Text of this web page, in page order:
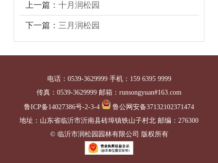
上一篇：十月润松园
下一篇：三月润松园
电话：0539-3629999 手机：159 6395 9999
传真：0539-3629999 邮箱：runsongyuan#163.com
鲁ICP备14027386号-2-3-4
鲁公网安备37132102371474
地址：山东省临沂市沂南县砖埠镇铁山子村北 邮编：276300
© 临沂市润松园园林有限公司 版权所有